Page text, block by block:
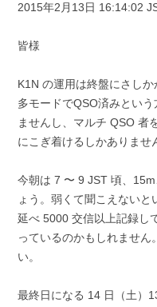
2015年2月13日 16:14:02
皆様
K1N の運用は終盤にさし
多モードでQSO済みとい
ませんし、マルチ QSO 者
にこぎ着けるしかありませ
今朝は 7 〜 9 JST 頃、
ょう。弱くて聞こえない
延べ 5000 交信以上記録し
っているのかもしれません
い。
最終日になる 14 日（土）